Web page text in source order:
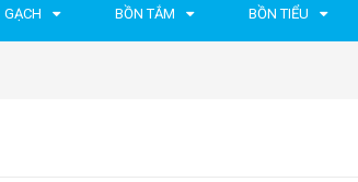
GẠCH BỒN TẮM BỒN TIỂU